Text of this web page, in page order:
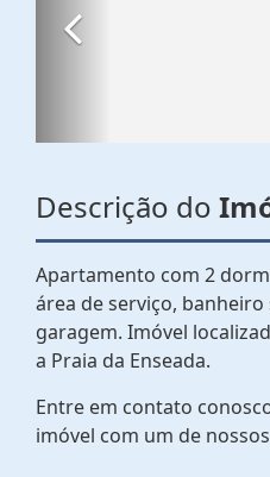
Descrição do
Apartamento com 2
área de serviço, banheiro
garagem. Imóvel
a Praia da Enseada.
Entre em contato
imóvel com um de